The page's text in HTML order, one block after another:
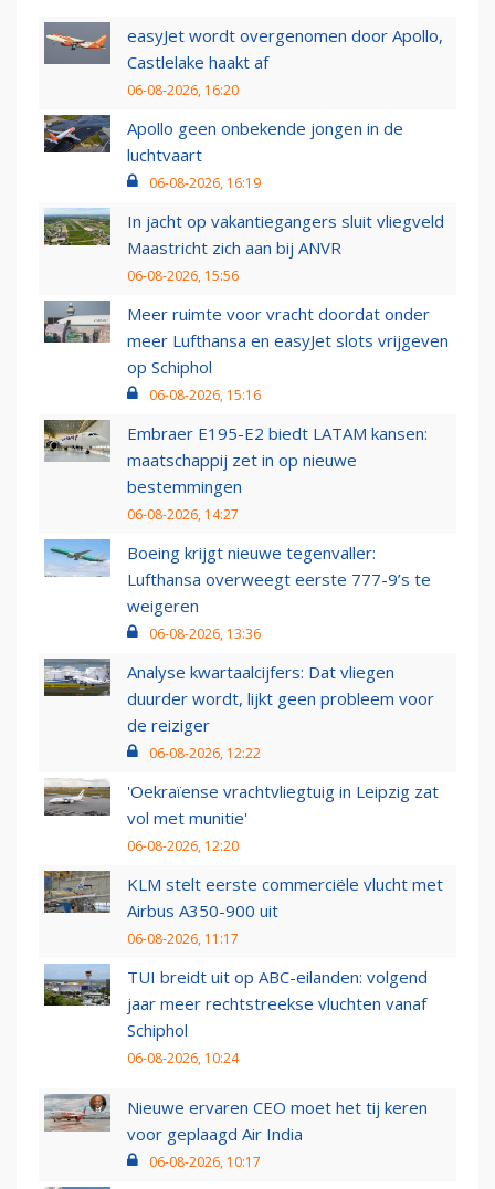
easyJet wordt overgenomen door Apollo,
Castlelake haakt af
06-08-2026, 16:20
Apollo geen onbekende jongen in de
luchtvaart
06-08-2026, 16:19
In jacht op vakantiegangers sluit vliegveld
Maastricht zich aan bij ANVR
06-08-2026, 15:56
Meer ruimte voor vracht doordat onder
meer Lufthansa en easyJet slots vrijgeven
op Schiphol
06-08-2026, 15:16
Embraer E195-E2 biedt LATAM kansen:
maatschappij zet in op nieuwe
bestemmingen
06-08-2026, 14:27
Boeing krijgt nieuwe tegenvaller:
Lufthansa overweegt eerste 777-9’s te
weigeren
06-08-2026, 13:36
Analyse kwartaalcijfers: Dat vliegen
duurder wordt, lijkt geen probleem voor
de reiziger
06-08-2026, 12:22
'Oekraïense vrachtvliegtuig in Leipzig zat
vol met munitie'
06-08-2026, 12:20
KLM stelt eerste commerciële vlucht met
Airbus A350-900 uit
06-08-2026, 11:17
TUI breidt uit op ABC-eilanden: volgend
jaar meer rechtstreekse vluchten vanaf
Schiphol
06-08-2026, 10:24
Nieuwe ervaren CEO moet het tij keren
voor geplaagd Air India
06-08-2026, 10:17